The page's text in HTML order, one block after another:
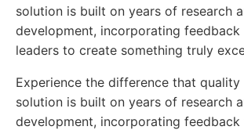
solution is built on years of research
development, incorporating
leaders to create something truly
Experience the difference that quality
solution is built on years of research
development, incorporating